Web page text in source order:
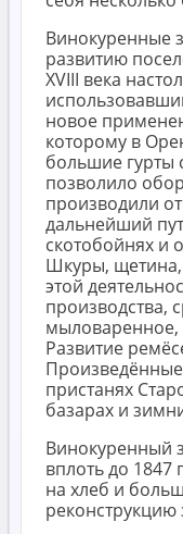
Винокуренные
развитию
XVIII века
новое
которому в
большие гурты
позволило
производили
дальнейший
скотобойнях и
Шкуры, щетина,
этой
производства,
мыловаренное,
Развитие
пристанях
базарах и
Винокуренный
вплоть до 1847
на хлеб и
реконструкцию